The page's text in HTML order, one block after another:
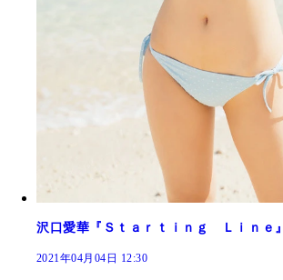
沢口愛華『Ｓｔａｒｔｉｎｇ Ｌｉｎｅ』
2021年04月04日 12:30